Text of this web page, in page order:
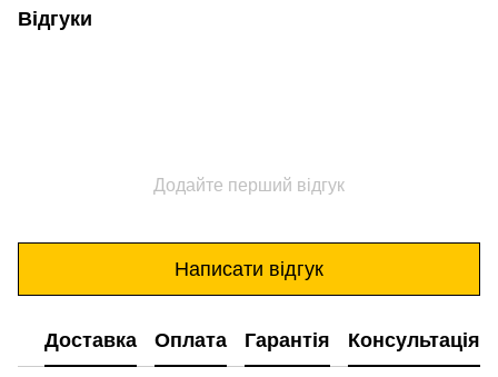
Відгуки
Додайте перший відгук
Написати відгук
Доставка Оплата Гарантія Консультація